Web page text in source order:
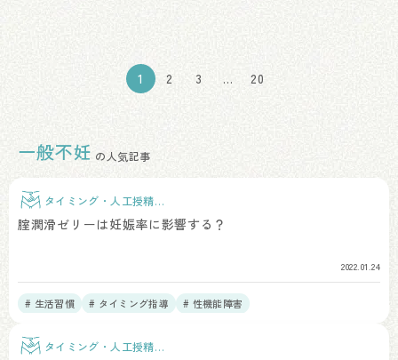
投
稿
の
ペ
ー
ジ
送
り
1 2 3 … 20
一般不妊 の人気記事
タイミング・人工授精治
腟潤滑ゼリーは妊娠率に影響する？
2022.01.24
# 生活習慣 # タイミング指導 # 性機能障害
タイミング・人工授精治